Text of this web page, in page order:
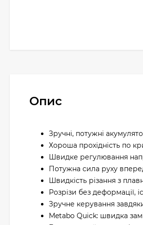
Опис
Зручні, потужні
Хороша прохідність по
Швидке регулювання
Потужна сила руху
Швидкість різання з
Розрізи без деформації,
Зручне керування
Metabo Quick: швидка